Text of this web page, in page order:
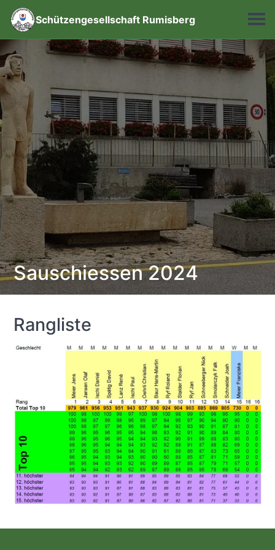
Schützengesellschaft Rumisberg
Sauschiessen 2024
Rangliste